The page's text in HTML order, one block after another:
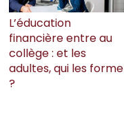
L’éducation
financière entre au
collège : et les
adultes, qui les forme
?